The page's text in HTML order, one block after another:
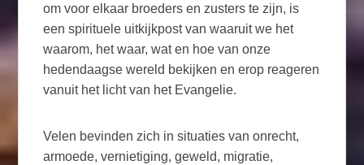
om voor elkaar broeders en zusters te zijn, is
een spirituele uitkijkpost van waaruit we het
waarom, het waar, wat en hoe van onze
hedendaagse wereld bekijken en erop reageren
vanuit het licht van het Evangelie.
Velen bevinden zich in situaties van onrecht,
armoede, vernietiging, geweld, migratie,